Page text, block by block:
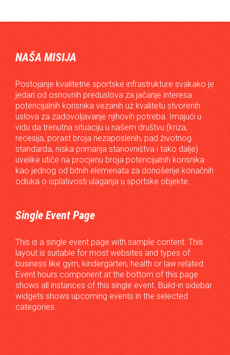
NAŠA MISIJA
Postojanje kvalitetne sportske infrastrukture svakako je
jedan od osnovnih preduslova za jačanje interesa
potencijalnih korisnika vezanih uz kvalitetu stvorenih
uslova za zadovoljavanje njihovih potreba. Imajući u
vidu da trenutna situaciju u našem društvu (kriza,
recesija, porast broja nezaposlenih, pad životnog
standarda, niska primanja stanovništva i tako dalje)
uvelike utiče na procjenu broja potencijalnih korisnika
kao jednog od bitnih elemenata za donošenje konačnih
odluka o isplativosti ulaganja u sportske objekte.
Single Event Page
This is a single event page with sample content. This
layout is suitable for most websites and types of
business like gym, kindergarten, health or law related.
Event hours component at the bottom of this page
shows all instances of this single event. Build-in sidebar
widgets shows upcoming events in the selected
categories.